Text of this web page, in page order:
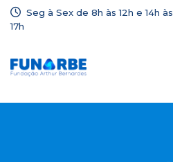
Seg à Sex de 8h às 12h e 14h às
17h